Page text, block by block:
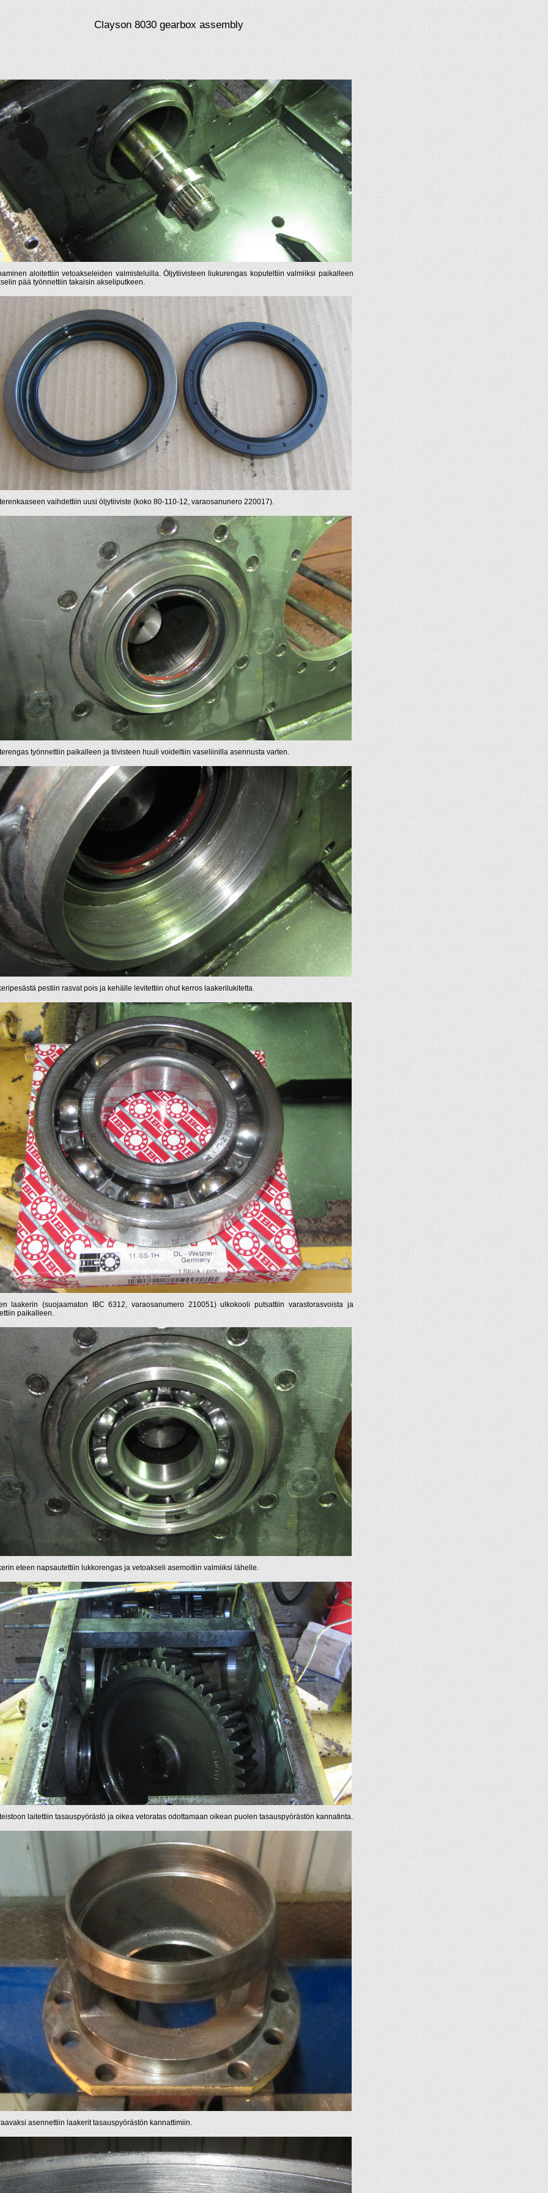
Clayson 8030 gearbox assembly
aloitettiin vetoakseleiden valmisteluilla. Öljytiivisteen liukurengas koputeltiin valmiiksi paikalleen
pää työnnettiin takaisin akseliputkeen.
vaihdettiin uusi öljytiiviste (koko 80-110-12, varaosanunero 220017).
työnnettiin paikalleen ja tiivisteen huuli voideltiin vaseliinilla asennusta varten.
pestiin rasvat pois ja kehälle levitettiin ohut kerros laakerilukitetta.
laakerin (suojaamaton IBC 6312, varaosanumero 210051) ulkokooli putsattiin varastorasvoista ja
paikalleen.
eteen napsautettiin lukkorengas ja vetoakseli asemoitiin valmiiksi lähelle.
laitettiin tasauspyörästö ja oikea vetoratas odottamaan oikean puolen tasauspyörästön kannatinta.
asennettiin laakerit tasauspyörästön kannattimiin.